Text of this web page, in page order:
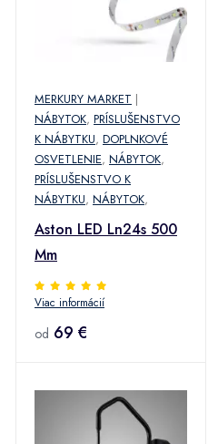
MERKURY MARKET |
NÁBYTOK, PRÍSLUŠENSTVO
K NÁBYTKU, DOPLNKOVÉ
OSVETLENIE, NÁBYTOK,
PRÍSLUŠENSTVO K
NÁBYTKU, NÁBYTOK,
Aston LED Ln24s 500
Mm
Viac informácií
od 69 €